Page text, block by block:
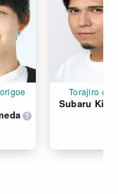
Torajiro
Subaru